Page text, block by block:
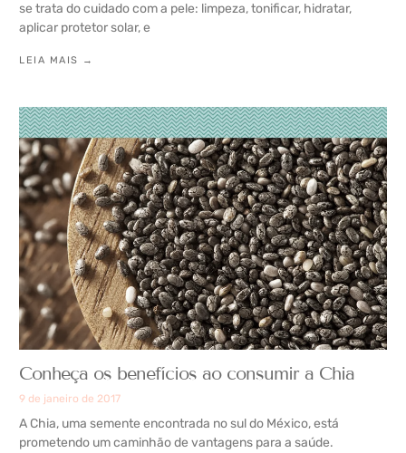
se trata do cuidado com a pele: limpeza, tonificar, hidratar,
aplicar protetor solar, e
LEIA MAIS →
Conheça os benefícios ao consumir a Chia
9 de janeiro de 2017
A Chia, uma semente encontrada no sul do México, está
prometendo um caminhão de vantagens para a saúde.